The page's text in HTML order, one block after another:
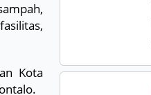
Kota